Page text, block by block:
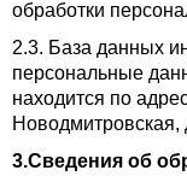
обработки
2.3. База данных
персональные
находится по
Новодмитровская,
3.Сведения об